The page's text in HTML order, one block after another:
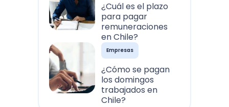
¿Cuál es el plazo
para pagar
remuneraciones
en Chile?
Empresas
¿Cómo se pagan
los domingos
trabajados en
Chile?